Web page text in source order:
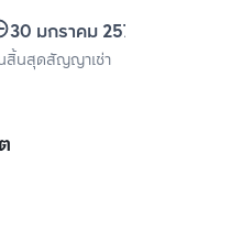
30 มกราคม 2570
สิ้นสุดสัญญาเช่า